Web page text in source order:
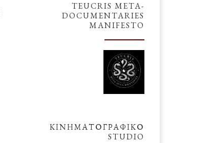
TEUCRIS META-
DOCUMENTARIES
MANIFESTO
ΚΙΝΗΜΑΤΟΓΡΑΦΙΚΌ
STUDIO